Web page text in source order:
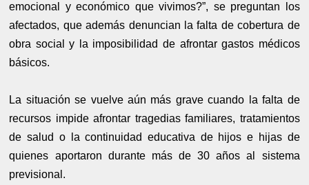
emocional y económico que vivimos?”, se preguntan los
afectados, que además denuncian la falta de cobertura de
obra social y la imposibilidad de afrontar gastos médicos
básicos.
La situación se vuelve aún más grave cuando la falta de
recursos impide afrontar tragedias familiares, tratamientos
de salud o la continuidad educativa de hijos e hijas de
quienes aportaron durante más de 30 años al sistema
previsional.